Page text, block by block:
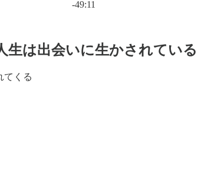
-49:11
生は出会いに生かされている
てくる